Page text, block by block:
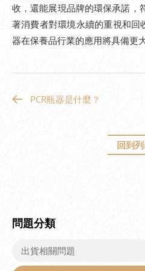
收，還能展現品牌的環保承諾，
著消費者對環境永續的重視和回
器在保養品行業的應用將具備更
PCR瓶器是什麼？
回到
問題分類
出貨相關問題